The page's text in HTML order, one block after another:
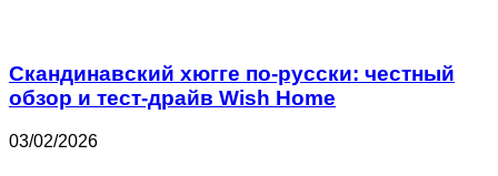
Скандинавский хюгге по-русски: честный
обзор и тест-драйв Wish Home
03/02/2026